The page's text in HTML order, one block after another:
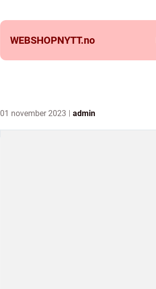
WEBSHOPNYTT.no
01 november 2023 admin